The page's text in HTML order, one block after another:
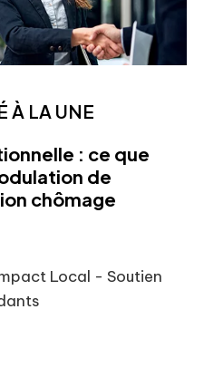
À LA UNE
: ce que
de
chômage
Local - Soutien